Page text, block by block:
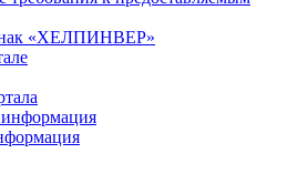
«ХЕЛПИНВЕР»
информация